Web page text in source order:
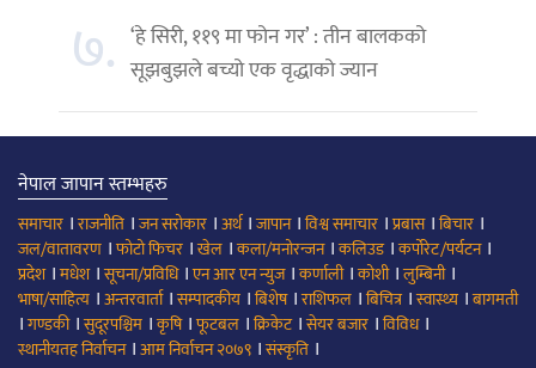
७. ‘हे सिरी, ११९ मा फोन गर’ : तीन बालकको
सूझबुझले बच्यो एक वृद्धाको ज्यान
नेपाल जापान स्तम्भहरु
समाचार ।राजनीति ।जन सरोकार ।अर्थ।जापान।विश्व समाचार ।प्रबास।बिचार ।
जल/वातावरण ।फोटो फिचर ।खेल ।कला/मनोरन्जन।कलिउड।कर्पोरेट/पर्यटन।
प्रदेश।मधेश।सूचना/प्रविधि।एन आर एन न्युज।कर्णाली।कोशी।लुम्बिनी।
भाषा/साहित्य ।अन्तरवार्ता।सम्पादकीय ।बिशेष।राशिफल ।बिचित्र।स्वास्थ्य ।बागमती
।गण्डकी।सुदूरपश्चिम ।कृषि।फूटबल ।क्रिकेट।सेयर बजार ।विविध।
स्थानीयतह निर्वाचन।आम निर्वाचन २०७९ ।संस्कृति ।